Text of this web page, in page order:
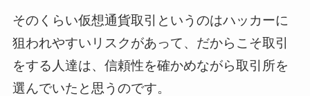
そのくらい仮想通貨取引というのはハッカーに
狙われやすいリスクがあって、だからこそ取引
をする人達は、信頼性を確かめながら取引所を
選んでいたと思うのです。